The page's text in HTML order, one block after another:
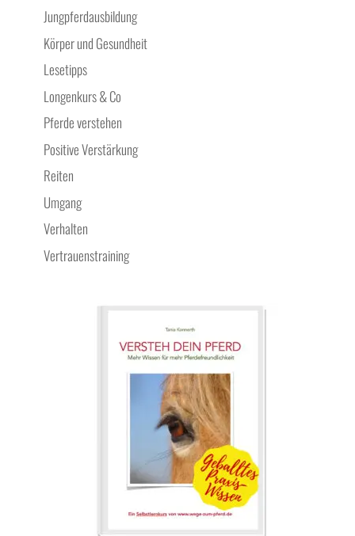
Jungpferdausbildung
Körper und Gesundheit
Lesetipps
Longenkurs & Co
Pferde verstehen
Positive Verstärkung
Reiten
Umgang
Verhalten
Vertrauenstraining